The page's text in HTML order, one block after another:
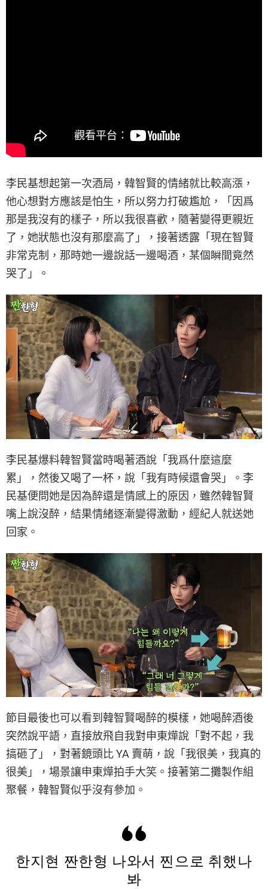
李民基想起第一次酒局，韓智賢的情緒就比較高漲，
他心想對方應該是怕生，所以努力打破尷尬，「因爲
那是我沒有的樣子，所以我很喜歡，隨著變得更親近
了，她狀態也沒有那麼高了」，接著透露「現在智賢
非常克制，那時她一邊說話一邊喝酒，某個瞬間竟然
哭了」。
李民基爆料韓智賢當時喝著酒說「我爲什麼這麼
累」，然後又喝了一杯，說「我有時候還會哭」。李
民基便問她是因為醉還是情感上的原因，雖然韓智賢
嘴上說沒醉，結果情緒逐漸變得激動，經紀人就送她
回家。
節目最後也可以看到韓智賢喝醉的模樣，她喝醉酒後
突然說平語，直接放飛自我對申東燁說「對不起，我
搞砸了」，對著鏡頭比 YA 賣萌，說「我很美，我真的
很美」，場景讓申東燁拍手大笑。接著第二攤製作組
聚餐，韓智賢似乎沒有參加。
한지현 짠한형 나와서 찐으로 취했나
봐